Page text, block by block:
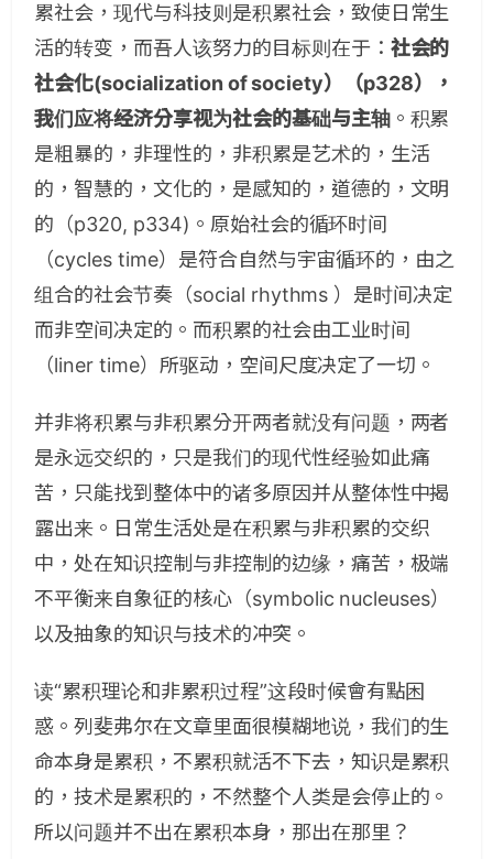
累社会，现代与科技则是积累社会，致使日常生
活的转变，而吾人该努力的目标则在于： 社会的
社会化(socialization of society）（p328），
我们应将经济分享视为社会的基础与主轴。积累
是粗暴的，非理性的，非积累是艺术的，生活
的，智慧的，文化的，是感知的，道德的，文明
的（p320, p334)。原始社会的循环时间
（cycles time）是符合自然与宇宙循环的，由之
组合的社会节奏（social rhythms ）是时间决定
而非空间决定的。而积累的社会由工业时间
（liner time）所驱动，空间尺度决定了一切。
并非将积累与非积累分开两者就没有问题，两者
是永远交织的，只是我们的现代性经验如此痛
苦，只能找到整体中的诸多原因并从整体性中揭
露出来。日常生活处是在积累与非积累的交织
中，处在知识控制与非控制的边缘，痛苦，极端
不平衡来自象征的核心（symbolic nucleuses）
以及抽象的知识与技术的冲突。
读“累积理论和非累积过程”这段时候會有點困
惑。列斐弗尔在文章里面很模糊地说，我们的生
命本身是累积，不累积就活不下去，知识是累积
的，技术是累积的，不然整个人类是会停止的。
所以问题并不出在累积本身，那出在那里？